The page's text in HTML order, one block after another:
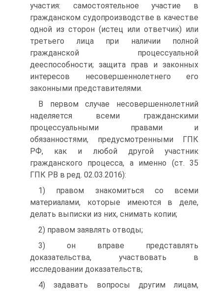
участия: самостоятельное участие в
гражданском судопроизводстве в качестве
одной из сторон (истец или ответчик) или
третьего лица при наличии полной
гражданской процессуальной
дееспособности; защита прав и законных
интересов несовершеннолетнего его
законными представителями.
В первом случае несовершеннолетний
наделяется всеми гражданскими
процессуальными правами и
обязанностями, предусмотренными ГПК
РФ, как и любой другой участник
гражданского процесса, а именно (ст. 35
ГПК PB в ред. 02.03.2016):
1) правом знакомиться со всеми
материалами, которые имеются в деле,
делать выписки из них, снимать копии;
2) правом заявлять отводы;
3) он вправе представлять
доказательства, участвовать в
исследовании доказательств;
4) задавать вопросы другим лицам,